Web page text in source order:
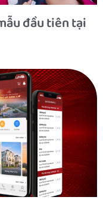
đầu tiên tại